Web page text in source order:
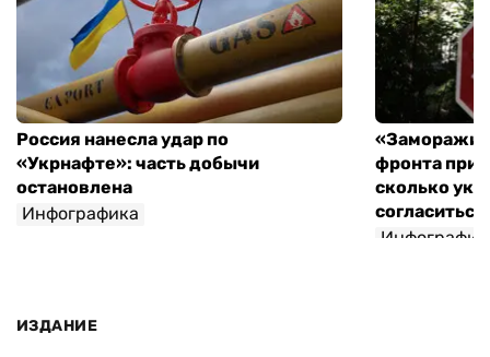
Россия нанесла удар по
«Укрнафте»: часть добычи
остановлена
Инфографика
фронта при
сколько
согласиться
ИЗДАНИЕ